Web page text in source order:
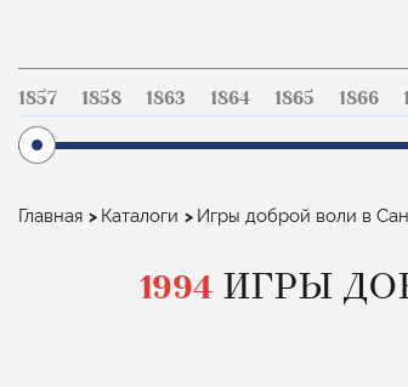
1857 1858 1863 1864 1865 1866
Строка
Главная Каталоги Игры доброй воли в
1994ИГРЫ